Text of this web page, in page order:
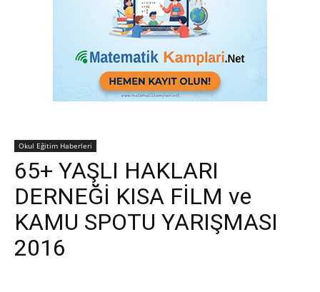
Okul Eğitim Haberleri
65+ YAŞLI HAKLARI
DERNEĞİ KISA FİLM ve
KAMU SPOTU YARIŞMASI
2016